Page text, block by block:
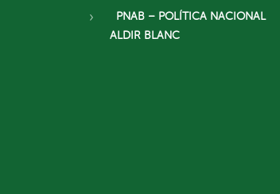
PNAB – POLÍTICA NACIONAL
ALDIR BLANC